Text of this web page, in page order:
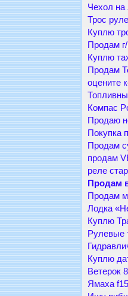
Чехол на
Трос
Куплю
Продам
Куплю
Продам
оцените
Компас
Продаю
Покупка
Продам
продам
реле
Продам
Продам
Лодка
Куплю
Рулевые
Куплю
Ветерок
Ямаха